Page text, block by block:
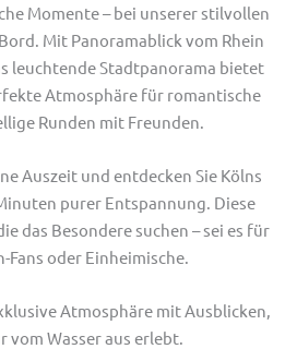
Momente – bei unserer stilvollen
Mit Panoramablick vom Rhein
leuchtende Stadtpanorama bietet
Atmosphäre für romantische
Runden mit Freunden.
Auszeit und entdecken Sie Kölns
purer Entspannung. Diese
das Besondere suchen – sei es für
Fans oder Einheimische.
Atmosphäre mit Ausblicken,
vom Wasser aus erlebt.